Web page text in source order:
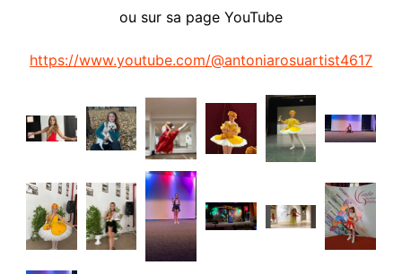
ou sur sa page YouTube
https://www.youtube.com/@antoniarosuartist4617